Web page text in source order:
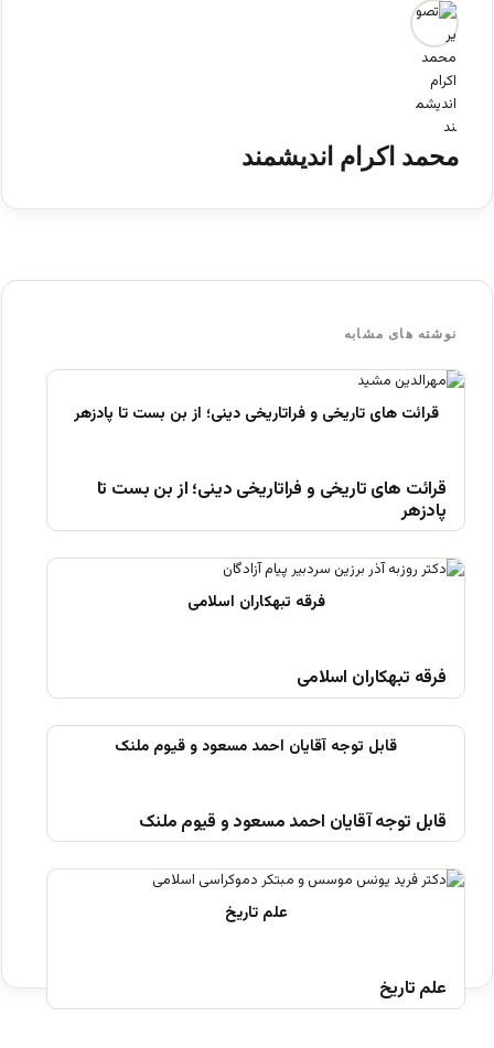
محمد اکرام اندیشمند
نوشته های مشابه
قرائت های تاریخی و فراتاریخی دینی؛ از بن بست تا
پادزهر
فرقه تبهکاران اسلامی
قابل توجه آقایان احمد مسعود و قیوم ملنک
علم تاریخ